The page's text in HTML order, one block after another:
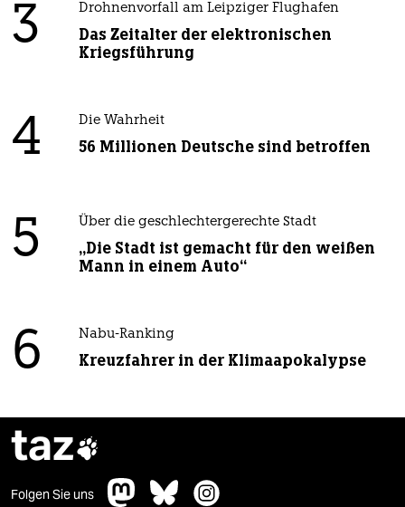
3 Drohnenvorfall am Leipziger Flughafen
Das Zeitalter der elektronischen
Kriegsführung
4 Die Wahrheit
56 Millionen Deutsche sind betroffen
5 Über die geschlechtergerechte Stadt
„Die Stadt ist gemacht für den weißen
Mann in einem Auto“
6 Nabu-Ranking
Kreuzfahrer in der Klimaapokalypse
taz
Folgen Sie uns